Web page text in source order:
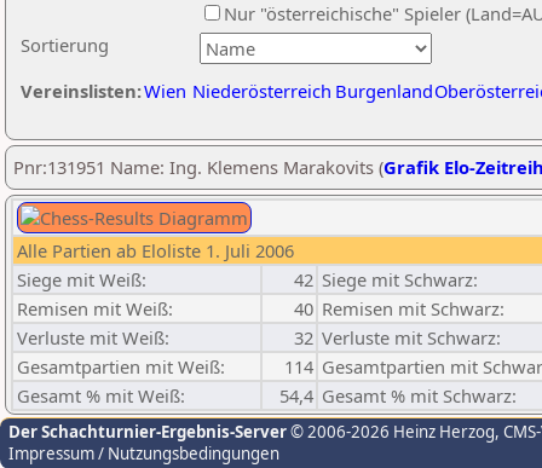
Sortierung
Nur "österreichische" Spieler
Vereinslisten:Wien Niederösterreich Burgenland
Pnr:131951 Name: Ing. Klemens Marakovits (Grafik Elo-
Alle Partien ab Eloliste 1. Juli 2006
Siege mit Weiß:
42 Siege mit Schwarz:
Remisen mit Weiß:
40 Remisen mit Schwarz:
Verluste mit Weiß:
32 Verluste mit Schwarz:
Gesamtpartien mit Weiß:
114 Gesamtpartien mit
Gesamt % mit Weiß:
54,4 Gesamt % mit Schwarz:
Der Schachturnier-Ergebnis-Server© 2006-2026 Heinz Herzog,
Impressum / Nutzungsbedingungen